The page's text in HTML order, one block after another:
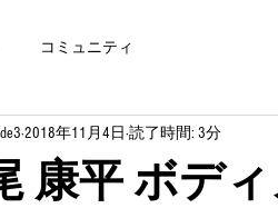
コミュニティ
康平 ボデ
2018年11月4日 読了時間: 3分